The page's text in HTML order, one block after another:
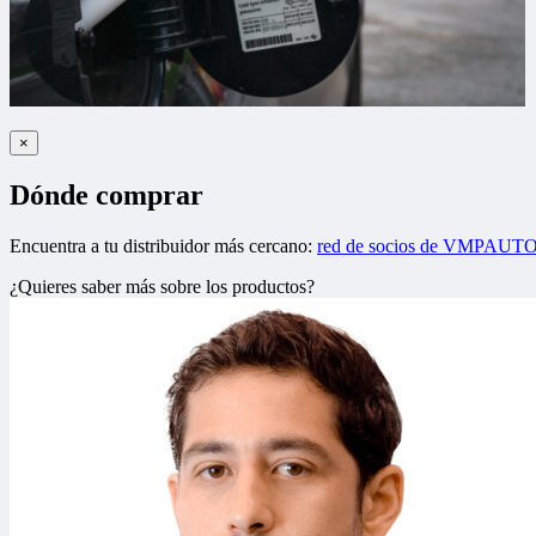
×
Dónde comprar
Encuentra a tu distribuidor más cercano: red de socios de
¿Quieres saber más sobre los productos?